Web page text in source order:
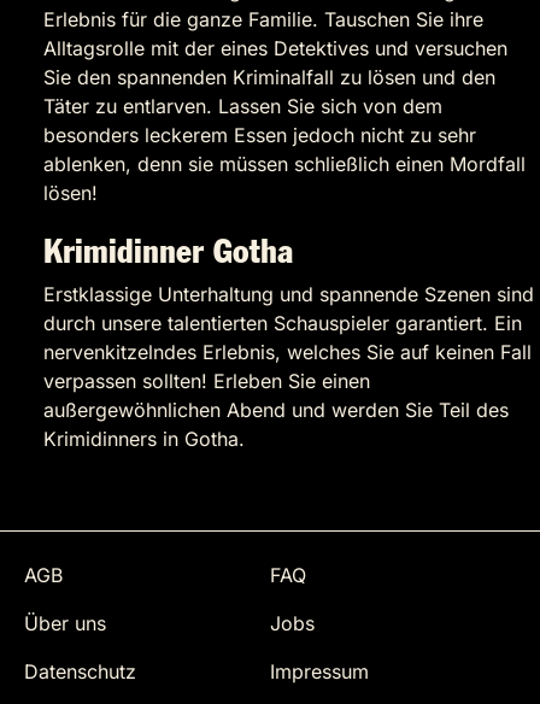
Erlebnis für die ganze Familie. Tauschen Sie ihre
Alltagsrolle mit der eines Detektives und versuchen
Sie den spannenden Kriminalfall zu lösen und den
Täter zu entlarven. Lassen Sie sich von dem
besonders leckerem Essen jedoch nicht zu sehr
ablenken, denn sie müssen schließlich einen Mordfall
lösen!
Krimidinner Gotha
Erstklassige Unterhaltung und spannende Szenen sind
durch unsere talentierten Schauspieler garantiert. Ein
nervenkitzelndes Erlebnis, welches Sie auf keinen Fall
verpassen sollten! Erleben Sie einen
außergewöhnlichen Abend und werden Sie Teil des
Krimidinners in Gotha.
AGB
FAQ
Über uns
Jobs
Datenschutz
Impressum